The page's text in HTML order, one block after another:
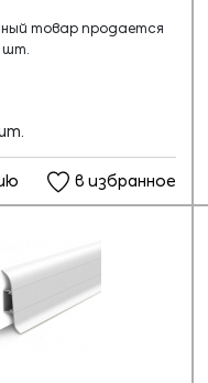
товар продается
шт.
в избранное